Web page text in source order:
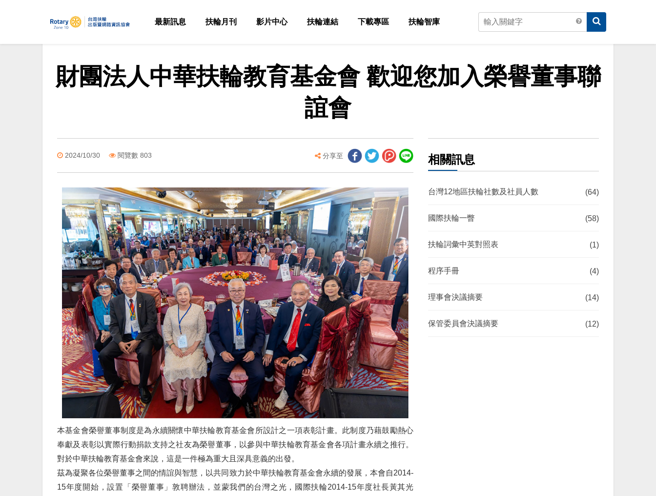
最新訊息 扶輪月刊 影片中心 扶輪連結 下載專區 扶輪智庫
財團法人中華扶輪教育基金會 歡迎您加入榮譽董事聯
誼會
2024/10/30 閱覽數 803 分享至
本基金會榮譽董事制度是為永續關懷中華扶輪教育基金會所設計之一項表彰計畫。此制度乃藉鼓勵熱心
奉獻及表彰以實際行動捐款支持之社友為榮譽董事，以參與中華扶輪教育基金會各項計畫永續之推行。
對於中華扶輪教育基金會來說，這是一件極為重大且深具意義的出發。
茲為凝聚各位榮譽董事之間的情誼與智慧，以共同致力於中華扶輪教育基金會永續的發展，本會自2014-
15年度開始，設置「榮譽董事」敦聘辦法，並蒙我們的台灣之光，國際扶輪2014-15年度社長黃其光
相關訊息
台灣12地區扶輪社數及社員人數 (64)
國際扶輪一瞥 (58)
扶輪詞彙中英對照表 (1)
程序手冊 (4)
理事會決議摘要 (14)
保管委員會決議摘要 (12)